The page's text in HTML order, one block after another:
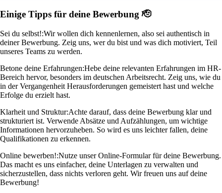
Einige Tipps für deine Bewerbung 🫡
Sei du selbst!:Wir wollen dich kennenlernen, also sei authentisch in
deiner Bewerbung. Zeig uns, wer du bist und was dich motiviert, Teil
unseres Teams zu werden.
Betone deine Erfahrungen:Hebe deine relevanten Erfahrungen im HR-
Bereich hervor, besonders im deutschen Arbeitsrecht. Zeig uns, wie du
in der Vergangenheit Herausforderungen gemeistert hast und welche
Erfolge du erzielt hast.
Klarheit und Struktur:Achte darauf, dass deine Bewerbung klar und
strukturiert ist. Verwende Absätze und Aufzählungen, um wichtige
Informationen hervorzuheben. So wird es uns leichter fallen, deine
Qualifikationen zu erkennen.
Online bewerben!:Nutze unser Online-Formular für deine Bewerbung.
Das macht es uns einfacher, deine Unterlagen zu verwalten und
sicherzustellen, dass nichts verloren geht. Wir freuen uns auf deine
Bewerbung!